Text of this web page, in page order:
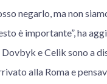
negarlo, ma non
è importante”, ha
e Celik sono a
alla Roma e